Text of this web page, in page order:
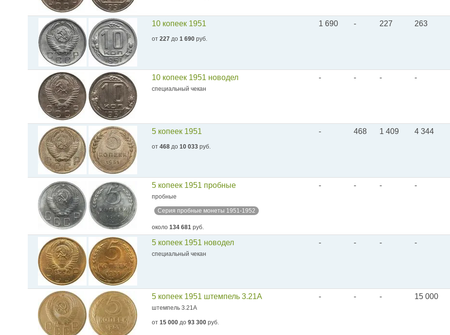
10 копеек 1951
от 227 до 1 690 руб.
1 690 - 227 263
10 копеек 1951 новодел
специальный чекан
- - - -
5 копеек 1951
от 468 до 10 033 руб.
- 468 1 409 4 344
5 копеек 1951 пробные
пробные
Серия пробные монеты 1951-1952
около 134 681 руб.
- - - -
5 копеек 1951 новодел
специальный чекан
- - - -
5 копеек 1951 штемпель 3.21А
штемпель 3.21А
от 15 000 до 93 300 руб.
- - - 15 000